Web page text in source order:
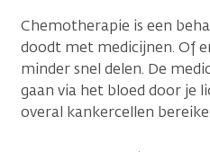
Chemotherapie is een
doodt met medicijnen. Of
minder snel delen. De
gaan via het bloed door je
overal kankercellen